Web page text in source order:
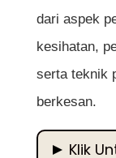
dari aspek
kesihatan,
serta teknik
berkesan.
Klik